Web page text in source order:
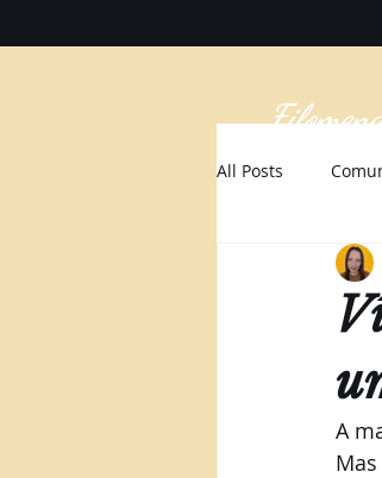
All Posts
A